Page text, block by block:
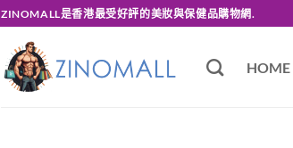
ZINOMALL是香港最受好評的美妝與保健品購物網.
HOME